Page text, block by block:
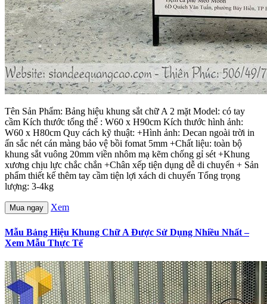
Tên Sản Phẩm: Bảng hiệu khung sắt chữ A 2 mặt Model: có tay
cầm Kích thước tổng thể : W60 x H90cm Kích thước hình ảnh:
W60 x H80cm Quy cách kỹ thuật: +Hình ảnh: Decan ngoài trời in
ấn sắc nét cán màng bảo vệ bồi fomat 5mm +Chất liệu: toàn bộ
khung sắt vuông 20mm viền nhôm mạ kẽm chống gỉ sét +Khung
xương chịu lực chắc chắn +Chân xếp tiện dụng dễ di chuyển + Sản
phẩm thiết kế thêm tay cầm tiện lợi xách di chuyển Tổng trọng
lượng: 3-4kg
Mua ngay Xem
Mẫu Bảng Hiệu Khung Chữ A Được Sử Dụng Nhiều Nhất –
Xem Mẫu Thực Tế